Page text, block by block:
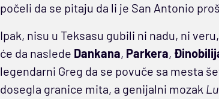
počeli da se pitaju da li je San Antonio
Ipak, nisu u Teksasu gubili ni nadu, ni
će da naslede Dankana, Parkera,
legendarni Greg da se povuče sa mesta
dosegla granice mita, a genijalni mozak